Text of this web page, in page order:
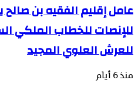
عامل إقليم الفقيه بن
للإنصات للخطاب الملكي
للعرش العلوي المجيد
منذ 6 أيام